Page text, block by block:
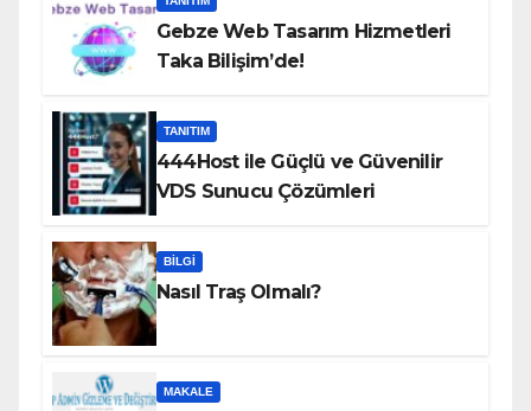
Gebze Web Tasarım Hizmetleri
Taka Bilişim’de!
TANITIM
444Host ile Güçlü ve Güvenilir
VDS Sunucu Çözümleri
BILGI
Nasıl Traş Olmalı?
MAKALE